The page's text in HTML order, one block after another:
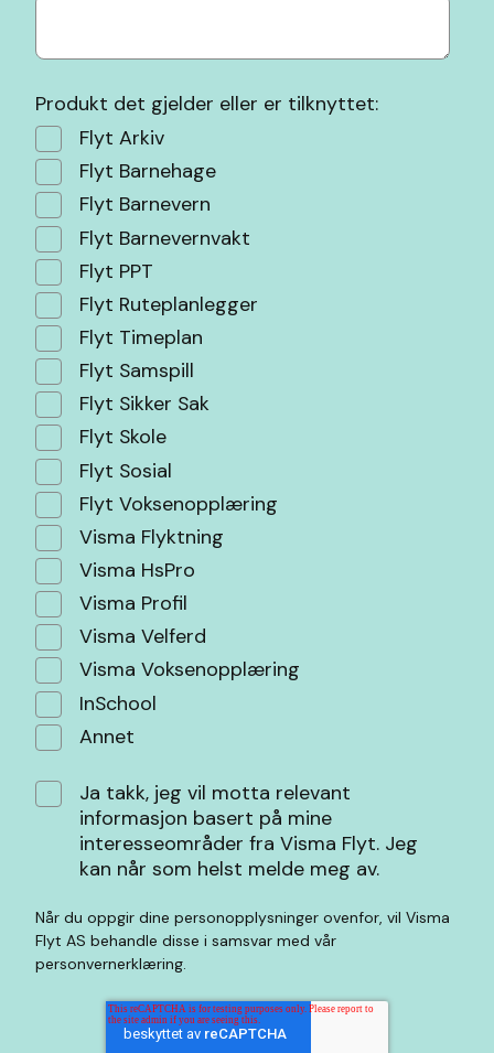
Produkt det gjelder eller er tilknyttet:
Flyt Arkiv
Flyt Barnehage
Flyt Barnevern
Flyt Barnevernvakt
Flyt PPT
Flyt Ruteplanlegger
Flyt Timeplan
Flyt Samspill
Flyt Sikker Sak
Flyt Skole
Flyt Sosial
Flyt Voksenopplæring
Visma Flyktning
Visma HsPro
Visma Profil
Visma Velferd
Visma Voksenopplæring
InSchool
Annet
Ja takk, jeg vil motta relevant
informasjon basert på mine
interesseområder fra Visma Flyt. Jeg
kan når som helst melde meg av.
Når du oppgir dine personopplysninger ovenfor, vil Visma
Flyt AS behandle disse i samsvar med vår
personvernerklæring.